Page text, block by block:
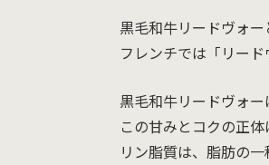
黒毛和牛リードヴォー
フレンチでは「リー
黒毛和牛リードヴォー
この甘みとコクの正
リン脂質は、脂肪の